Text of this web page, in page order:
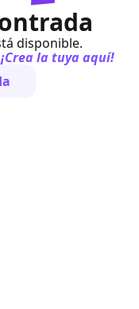
disponible.
¡Crea la tuya aquí!